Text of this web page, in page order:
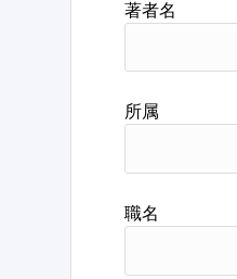
著者名
所属
職名